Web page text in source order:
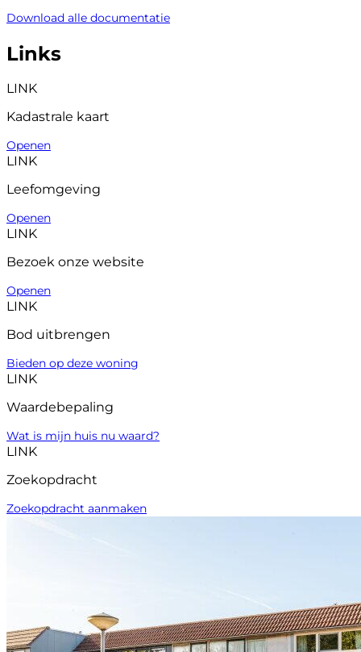
Download alle documentatie
Links
LINK
Kadastrale kaart
Openen
LINK
Leefomgeving
Openen
LINK
Bezoek onze website
Openen
LINK
Bod uitbrengen
Bieden op deze woning
LINK
Waardebepaling
Wat is mijn huis nu waard?
LINK
Zoekopdracht
Zoekopdracht aanmaken